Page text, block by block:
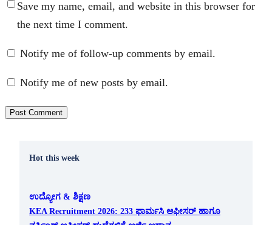
Save my name, email, and website in this browser for
the next time I comment.
Notify me of follow-up comments by email.
Notify me of new posts by email.
Hot this week
ಉದ್ಯೋಗ & ಶಿಕ್ಷಣ
KEA Recruitment 2026: 233 ಫಾರ್ಮಸಿ ಆಫೀಸರ್ ಹಾಗೂ